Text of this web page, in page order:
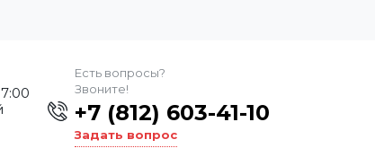
Есть вопросы?
Звоните!
+7 (812) 603-41-10
Задать вопрос